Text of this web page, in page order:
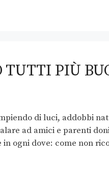
TUTTI PIÙ
di luci, addobbi
ad amici e parenti
ogni dove: come non